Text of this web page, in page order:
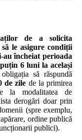
de a solicita
le asigure condiții
au încheiat perioada
6 luni la același
să răspundă
de zile de la primirea
la modalitatea de
derogări doar prin
(spre exemplu,
ordine publică
publici).